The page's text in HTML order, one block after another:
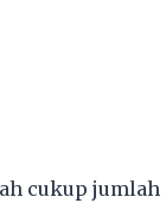
cukup